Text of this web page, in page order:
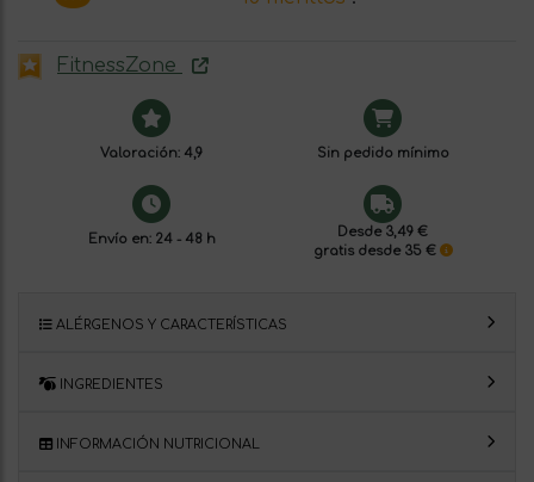
FitnessZone
Valoración: 4,9 Sin pedido mínimo
Envío en: 24 - 48 h
Desde 3,49 €
gratis desde 35 €
ALÉRGENOS Y CARACTERÍSTICAS
INGREDIENTES
INFORMACIÓN NUTRICIONAL